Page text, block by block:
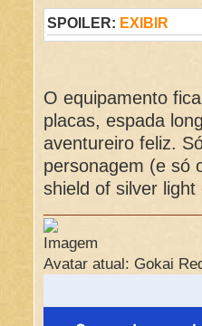
SPOILER: EXIBIR
O equipamento
placas, espada
aventureiro feliz.
personagem (e só
shield of silver
Avatar atual: Gokai